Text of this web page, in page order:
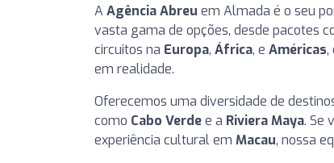
A Agência Abreu em Almada é o seu
vasta gama de opções, desde pacotes
circuitos na Europa, África, e Américas,
em realidade.
Oferecemos uma diversidade de
como Cabo Verdee a Riviera Maya. Se
experiência cultural em Macau, nossa